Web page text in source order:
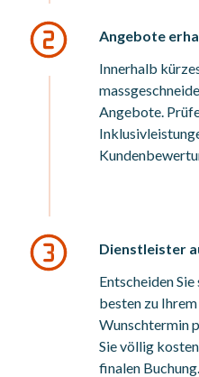
Angebote
Innerhalb
Angebote.
Dienstleister
Entscheiden
besten zu
Wunschtermin
Sie völlig
finalen Buchung.